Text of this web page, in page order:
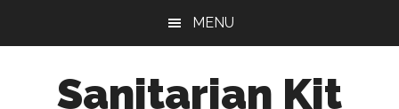
MENU
Sanitarian Kit